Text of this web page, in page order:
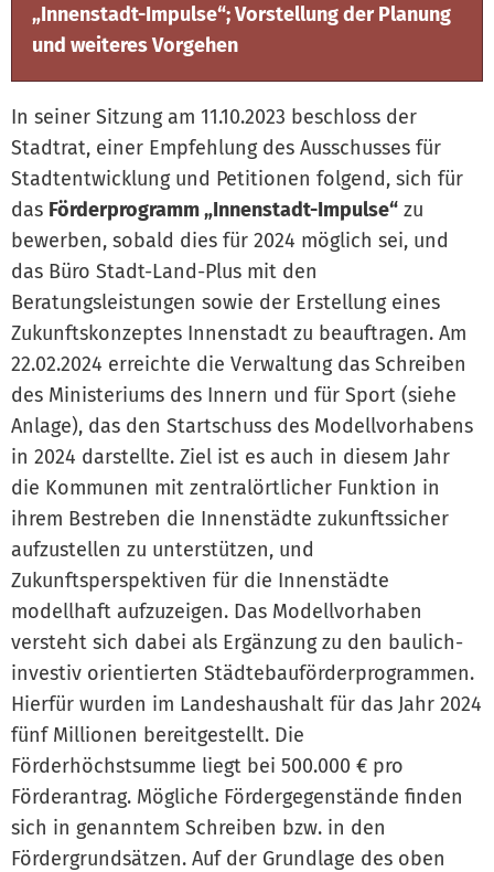
„Innenstadt-Impulse“; Vorstellung der Planung
und weiteres Vorgehen
In seiner Sitzung am 11.10.2023 beschloss der
Stadtrat, einer Empfehlung des Ausschusses für
Stadtentwicklung und Petitionen folgend, sich für
das Förderprogramm „Innenstadt-Impulse“ zu
bewerben, sobald dies für 2024 möglich sei, und
das Büro Stadt-Land-Plus mit den
Beratungsleistungen sowie der Erstellung eines
Zukunftskonzeptes Innenstadt zu beauftragen. Am
22.02.2024 erreichte die Verwaltung das Schreiben
des Ministeriums des Innern und für Sport (siehe
Anlage), das den Startschuss des Modellvorhabens
in 2024 darstellte. Ziel ist es auch in diesem Jahr
die Kommunen mit zentralörtlicher Funktion in
ihrem Bestreben die Innenstädte zukunftssicher
aufzustellen zu unterstützen, und
Zukunftsperspektiven für die Innenstädte
modellhaft aufzuzeigen. Das Modellvorhaben
versteht sich dabei als Ergänzung zu den baulich-
investiv orientierten Städtebauförderprogrammen.
Hierfür wurden im Landeshaushalt für das Jahr 2024
fünf Millionen bereitgestellt. Die
Förderhöchstsumme liegt bei 500.000 € pro
Förderantrag. Mögliche Fördergegenstände finden
sich in genanntem Schreiben bzw. in den
Fördergrundsätzen. Auf der Grundlage des oben